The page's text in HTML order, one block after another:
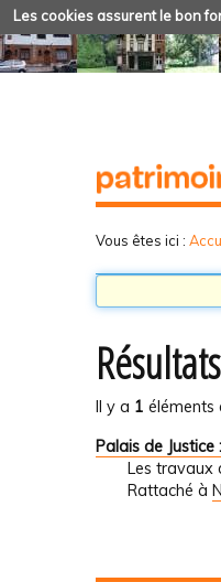
Les cookies assurent le bon
Vous êtes ici :
Il y a 1 éléments
Palais de
Les travaux
Rattaché à